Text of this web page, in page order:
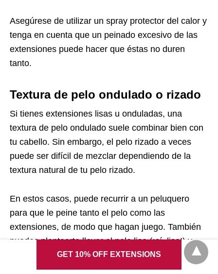
Asegúrese de utilizar un spray protector del calor y
tenga en cuenta que un peinado excesivo de las
extensiones puede hacer que éstas no duren
tanto.
Textura de pelo ondulado o rizado
Si tienes extensiones lisas u onduladas, una
textura de pelo ondulado suele combinar bien con
tu cabello. Sin embargo, el pelo rizado a veces
puede ser difícil de mezclar dependiendo de la
textura natural de tu pelo rizado.
En estos casos, puede recurrir a un peluquero
para que le peine tanto el pelo como las
extensiones, de modo que hagan juego. También
puedes plantearte llevar el pelo liso (¡sí, liso!) y
pedirle a tu peluquero que te lo rice.
GET 10% OFF EXTENSIONS